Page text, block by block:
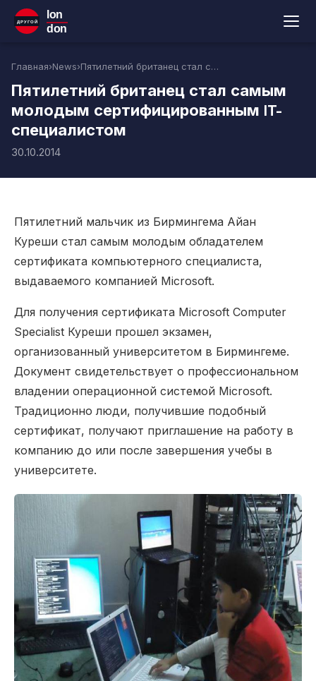
ДРУГОЙ
lon
don
Главная›News› Пятилетний британец стал самым молодым сертифицированным IT-специалистом
Пятилетний британец стал самым
молодым сертифицированным IT-
специалистом
30.10.2014
Пятилетний мальчик из Бирмингема Айан
Куреши стал самым молодым обладателем
сертификата компьютерного специалиста,
выдаваемого компанией Microsoft.
Для получения сертификата Microsoft Computer
Specialist Куреши прошел экзамен,
организованный университетом в Бирмингеме.
Документ свидетельствует о профессиональном
владении операционной системой Microsoft.
Традиционно люди, получившие подобный
сертификат, получают приглашение на работу в
компанию до или после завершения учебы в
университете.